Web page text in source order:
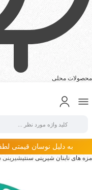
محصولات محلی
به دلیل نوسان قیمتی
مزه های نابنان شیرینی سنتیشیرینی